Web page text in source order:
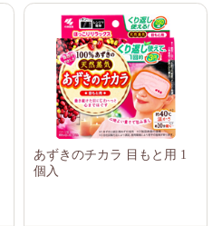
あずきのチカラ 目もと用 1
個入